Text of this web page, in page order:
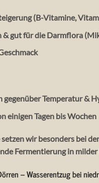
(B-Vitamine,
& gut für die Darmflora
gegenüber Temperatur &
einigen Tagen bis Wochen
wir besonders bei
Fermentierung in milder
– Wasserentzug bei